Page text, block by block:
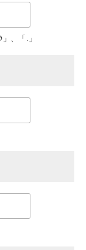
、「.」